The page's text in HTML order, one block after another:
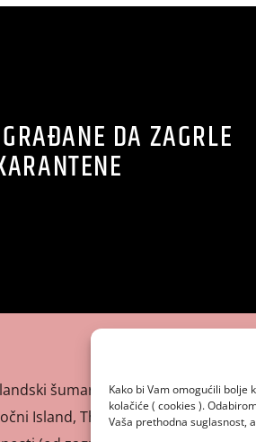
Kako bi Vam omogućili bolje
kolačiće ( cookies ).
Vaša prethodna suglasnost,
DA ZAGRLE
šumari šalju javnosti usred
Island, Thor Thorfinnsson je za